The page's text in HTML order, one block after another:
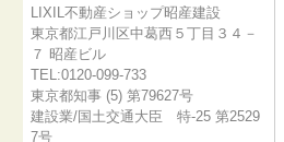
LIXIL不動産ショップ昭産建設
東京都江戸川区中葛西５丁目３４－
７ 昭産ビル
TEL:0120-099-733
東京都知事 (5) 第79627号
建設業/国土交通大臣 特-25 第2529
7号